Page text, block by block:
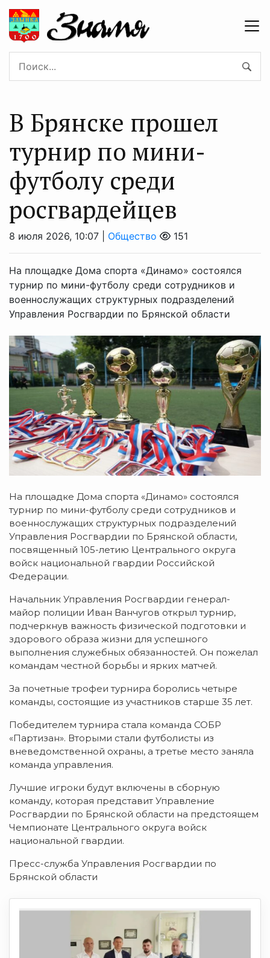
В Брянске прошел
турнир по мини-
футболу среди
росгвардейцев
8 июля 2026, 10:07 | Общество 151
На площадке Дома спорта «Динамо» состоялся
турнир по мини-футболу среди сотрудников и
военнослужащих структурных подразделений
Управления Росгвардии по Брянской области
На площадке Дома спорта «Динамо» состоялся
турнир по мини-футболу среди сотрудников и
военнослужащих структурных подразделений
Управления Росгвардии по Брянской области,
посвященный 105-летию Центрального округа
войск национальной гвардии Российской
Федерации.
Начальник Управления Росгвардии генерал-
майор полиции Иван Ванчугов открыл турнир,
подчеркнув важность физической подготовки и
здорового образа жизни для успешного
выполнения служебных обязанностей. Он пожелал
командам честной борьбы и ярких матчей.
За почетные трофеи турнира боролись четыре
команды, состоящие из участников старше 35 лет.
Победителем турнира стала команда СОБР
«Партизан». Вторыми стали футболисты из
вневедомственной охраны, а третье место заняла
команда управления.
Лучшие игроки будут включены в сборную
команду, которая представит Управление
Росгвардии по Брянской области на предстоящем
Чемпионате Центрального округа войск
национальной гвардии.
Пресс-служба Управления Росгвардии по
Брянской области